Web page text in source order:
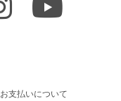
お支払いについて